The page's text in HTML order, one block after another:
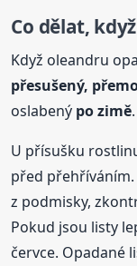
Co dělat,
Když oleandru
přesušený,
oslabený po zimě.
U přísušku
před
z podmisky,
Pokud jsou listy
červce. Opadané